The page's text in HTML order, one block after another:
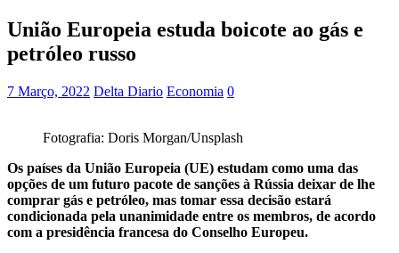
União Europeia estuda boicote ao gás e
petróleo russo
7 Março, 2022 Delta Diario Economia 0
Fotografia: Doris Morgan/Unsplash
Os países da União Europeia (UE) estudam como uma das
opções de um futuro pacote de sanções à Rússia deixar de lhe
comprar gás e petróleo, mas tomar essa decisão estará
condicionada pela unanimidade entre os membros, de acordo
com a presidência francesa do Conselho Europeu.